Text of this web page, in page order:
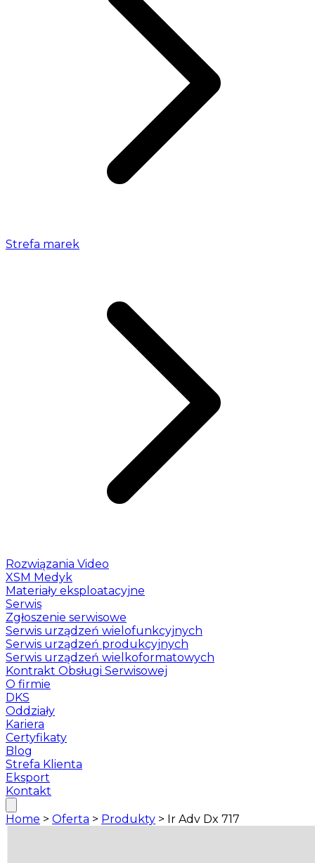
Strefa marek
Rozwiązania Video
XSM Medyk
Materiały eksploatacyjne
Serwis
Zgłoszenie serwisowe
Serwis urządzeń wielofunkcyjnych
Serwis urządzeń produkcyjnych
Serwis urządzeń wielkoformatowych
Kontrakt Obsługi Serwisowej
O firmie
DKS
Oddziały
Kariera
Certyfikaty
Blog
Strefa Klienta
Eksport
Kontakt
Home > Oferta > Produkty > Ir Adv Dx 717